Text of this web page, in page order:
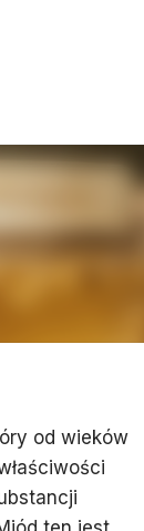
od wieków